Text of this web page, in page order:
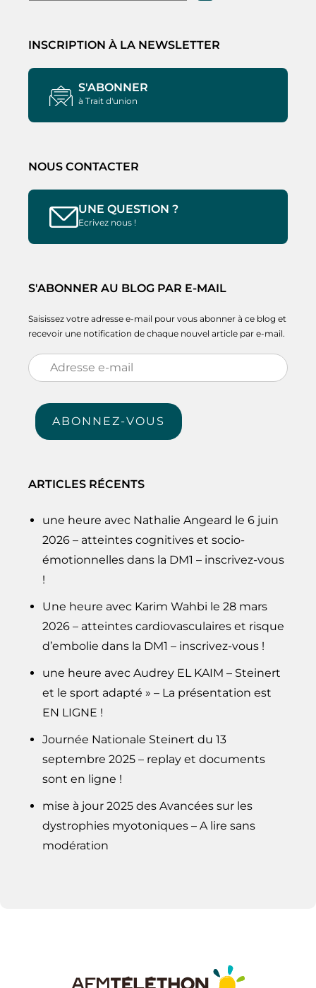
INSCRIPTION À LA NEWSLETTER
S'ABONNER
à Trait d'union
NOUS CONTACTER
UNE QUESTION ?
Ecrivez nous !
S'ABONNER AU BLOG PAR E-MAIL
Saisissez votre adresse e-mail pour vous abonner à ce blog et
recevoir une notification de chaque nouvel article par e-mail.
Adresse
e-
mail
ABONNEZ-VOUS
ARTICLES RÉCENTS
une heure avec Nathalie Angeard le 6 juin
2026 – atteintes cognitives et socio-
émotionnelles dans la DM1 – inscrivez-vous
!
Une heure avec Karim Wahbi le 28 mars
2026 – atteintes cardiovasculaires et risque
d’embolie dans la DM1 – inscrivez-vous !
une heure avec Audrey EL KAIM – Steinert
et le sport adapté » – La présentation est
EN LIGNE !
Journée Nationale Steinert du 13
septembre 2025 – replay et documents
sont en ligne !
mise à jour 2025 des Avancées sur les
dystrophies myotoniques – A lire sans
modération